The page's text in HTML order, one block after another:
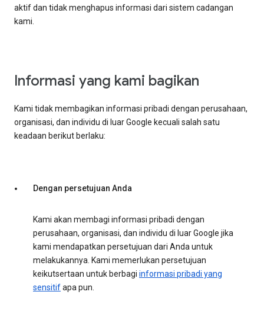
aktif dan tidak menghapus informasi dari sistem cadangan
kami.
Informasi yang kami bagikan
Kami tidak membagikan informasi pribadi dengan perusahaan,
organisasi, dan individu di luar Google kecuali salah satu
keadaan berikut berlaku:
Dengan persetujuan Anda
Kami akan membagi informasi pribadi dengan
perusahaan, organisasi, dan individu di luar Google jika
kami mendapatkan persetujuan dari Anda untuk
melakukannya. Kami memerlukan persetujuan
keikutsertaan untuk berbagi informasi pribadi yang
sensitifapa pun.